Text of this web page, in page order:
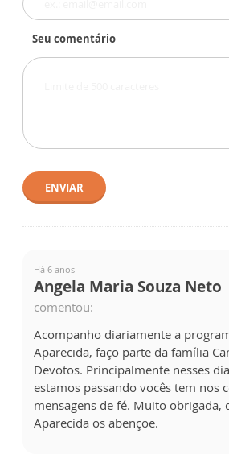
Seu comentário
ENVIAR
Há 6 anos
Angela Maria Souza Neto
comentou:
Acompanho diariamente a
Aparecida, faço parte da família
Devotos. Principalmente nesses
estamos passando vocês tem nos
mensagens de fé. Muito obrigada,
Aparecida os abençoe.